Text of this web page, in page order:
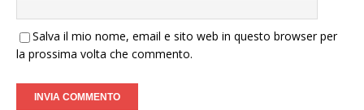
Salva il mio nome, email e sito web in questo browser per
la prossima volta che commento.